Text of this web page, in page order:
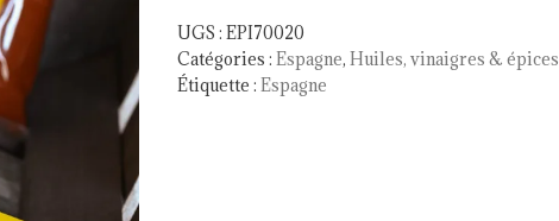
UGS : EPI70020
Catégories : Espagne, Huiles, vinaigres & épices
Étiquette : Espagne